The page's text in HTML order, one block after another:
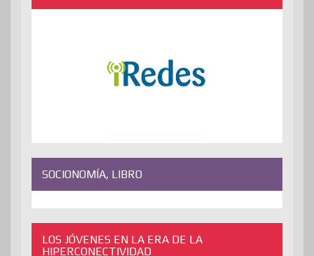
SOCIONOMÍA, LIBRO
LOS JÓVENES EN LA ERA DE LA
HIPERCONECTIVIDAD